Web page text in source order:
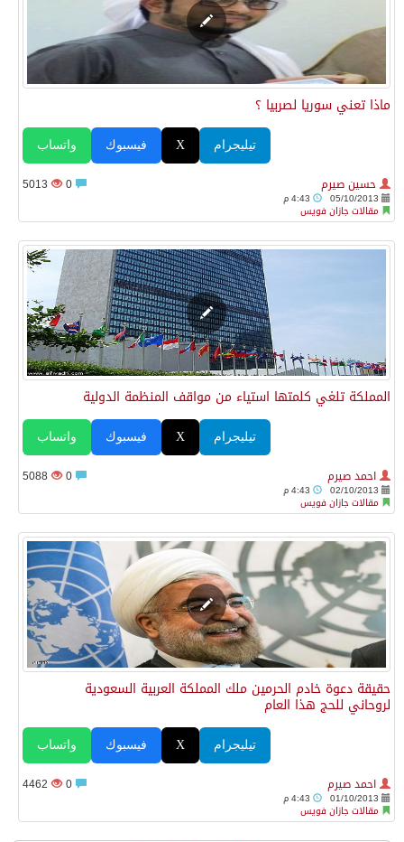
ماذا تعني سوريا لصربيا ؟
واتساب فيسبوك X تيليجرام
حسين صيرم
05/10/2013
مقالات جازان فويس
5013
المملكة تلغي كلمتها استياء من مواقف المنظمة الدولية
واتساب فيسبوك X تيليجرام
احمد صيرم
02/10/2013
مقالات جازان فويس
5088
حقيقة دعوة خادم الحرمين ملك المملكة العربية السعودية
لروحاني للحج هذا العام
واتساب فيسبوك X تيليجرام
احمد صيرم
01/10/2013
مقالات جازان فويس
4462